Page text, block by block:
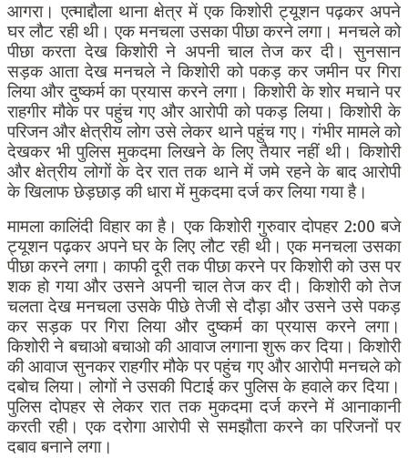
आगरा। एत्माद्दौला थाना क्षेत्र में एक किशोरी ट्यूशन पढ़कर अपने
घर लौट रही थी। एक मनचला उसका पीछा करने लगा। मनचले को
पीछा करता देख किशोरी ने अपनी चाल तेज कर दी। सुनसान
सड़क आता देख मनचले ने किशोरी को पकड़ कर जमीन पर गिरा
लिया और दुष्कर्म का प्रयास करने लगा। किशोरी के शोर मचाने पर
राहगीर मौके पर पहुंच गए और आरोपी को पकड़ लिया। किशोरी के
परिजन और क्षेत्रीय लोग उसे लेकर थाने पहुंच गए। गंभीर मामले को
देखकर भी पुलिस मुकदमा लिखने के लिए तैयार नहीं थी। किशोरी
और क्षेत्रीय लोगों के देर रात तक थाने में जमे रहने के बाद आरोपी
के खिलाफ छेड़छाड़ की धारा में मुकदमा दर्ज कर लिया गया है।
मामला कालिंदी विहार का है। एक किशोरी गुरुवार दोपहर 2:00 बजे
ट्यूशन पढ़कर अपने घर के लिए लौट रही थी। एक मनचला उसका
पीछा करने लगा। काफी दूरी तक पीछा करने पर किशोरी को उस पर
शक हो गया और उसने अपनी चाल तेज कर दी। किशोरी को तेज
चलता देख मनचला उसके पीछे तेजी से दौड़ा और उसने उसे पकड़
कर सड़क पर गिरा लिया और दुष्कर्म का प्रयास करने लगा।
किशोरी ने बचाओ बचाओ की आवाज लगाना शुरू कर दिया। किशोरी
की आवाज सुनकर राहगीर मौके पर पहुंच गए और आरोपी मनचले को
दबोच लिया। लोगों ने उसकी पिटाई कर पुलिस के हवाले कर दिया।
पुलिस दोपहर से लेकर रात तक मुकदमा दर्ज करने में आनाकानी
करती रही। एक दरोगा आरोपी से समझौता करने का परिजनों पर
दबाव बनाने लगा।